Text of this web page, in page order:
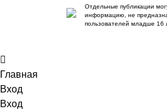
Отдельные публикации
информацию, не
пользователей младше 16
Главная
Вход
Вход